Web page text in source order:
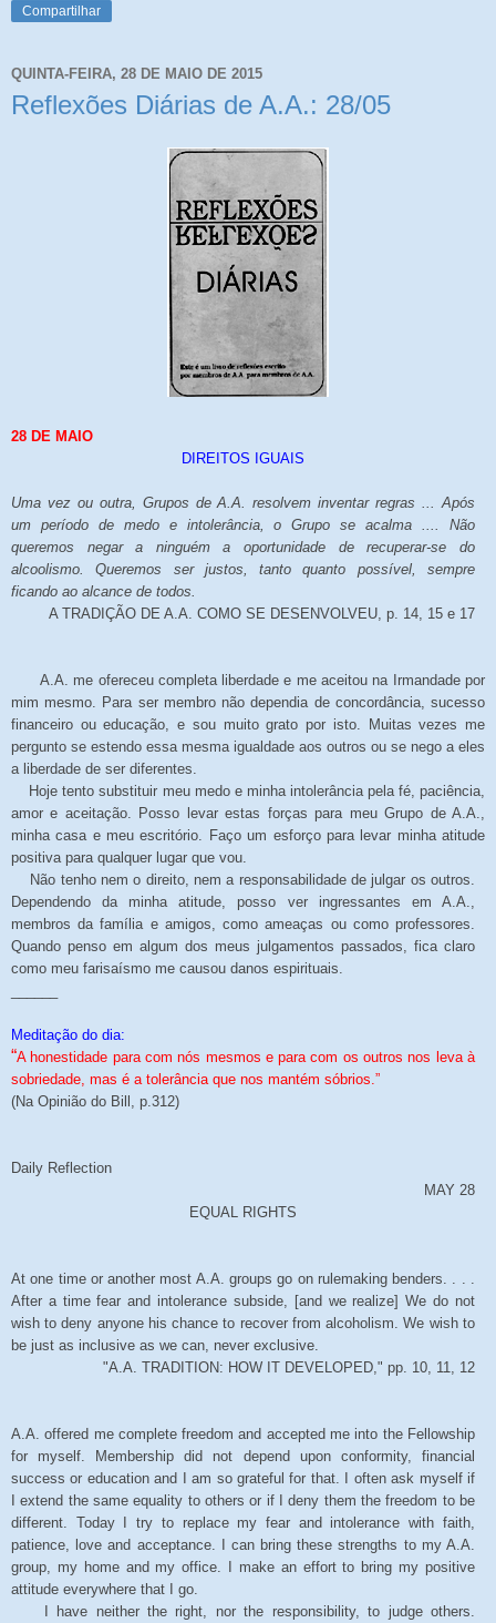
Compartilhar
QUINTA-FEIRA, 28 DE MAIO DE 2015
Reflexões Diárias de A.A.: 28/05
28 DE MAIO
DIREITOS IGUAIS
Uma vez ou outra, Grupos de A.A. resolvem inventar regras ... Após
um período de medo e intolerância, o Grupo se acalma .... Não
queremos negar a ninguém a oportunidade de recuperar-se do
alcoolismo. Queremos ser justos, tanto quanto possível, sempre
ficando ao alcance de todos.
A TRADIÇÃO DE A.A. COMO SE DESENVOLVEU, p. 14, 15 e 17
A.A. me ofereceu completa liberdade e me aceitou na Irmandade por
mim mesmo. Para ser membro não dependia de concordância, sucesso
financeiro ou educação, e sou muito grato por isto. Muitas vezes me
pergunto se estendo essa mesma igualdade aos outros ou se nego a eles
a liberdade de ser diferentes.
Hoje tento substituir meu medo e minha intolerância pela fé, paciência,
amor e aceitação. Posso levar estas forças para meu Grupo de A.A.,
minha casa e meu escritório. Faço um esforço para levar minha atitude
positiva para qualquer lugar que vou.
Não tenho nem o direito, nem a responsabilidade de julgar os outros.
Dependendo da minha atitude, posso ver ingressantes em A.A.,
membros da família e amigos, como ameaças ou como professores.
Quando penso em algum dos meus julgamentos passados, fica claro
como meu farisaísmo me causou danos espirituais.
Meditação do dia:
“A honestidade para com nós mesmos e para com os outros nos leva à
sobriedade, mas é a tolerância que nos mantém sóbrios.”
(Na Opinião do Bill, p.312)
Daily Reflection
MAY 28
EQUAL RIGHTS
At one time or another most A.A. groups go on rulemaking benders. . . .
After a time fear and intolerance subside, [and we realize] We do not
wish to deny anyone his chance to recover from alcoholism. We wish to
be just as inclusive as we can, never exclusive.
"A.A. TRADITION: HOW IT DEVELOPED," pp. 10, 11, 12
A.A. offered me complete freedom and accepted me into the Fellowship
for myself. Membership did not depend upon conformity, financial
success or education and I am so grateful for that. I often ask myself if
I extend the same equality to others or if I deny them the freedom to be
different. Today I try to replace my fear and intolerance with faith,
patience, love and acceptance. I can bring these strengths to my A.A.
group, my home and my office. I make an effort to bring my positive
attitude everywhere that I go.
I have neither the right, nor the responsibility, to judge others.